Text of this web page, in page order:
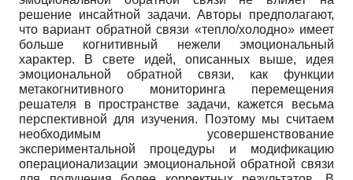
решение инсайтной задачи. Авторы предполагают,
что вариант обратной связи «тепло/холодно» имеет
больше когнитивный нежели эмоциональный
характер. В свете идей, описанных выше, идея
эмоциональной обратной связи, как функции
метакогнитивного мониторинга перемещения
решателя в пространстве задачи, кажется весьма
перспективной для изучения. Поэтому мы считаем
необходимым усовершенствование
экспериментальной процедуры и модификацию
операционализации эмоциональной обратной связи